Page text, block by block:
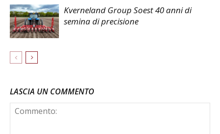
Kverneland Group Soest 40 anni di
semina di precisione
LASCIA UN COMMENTO